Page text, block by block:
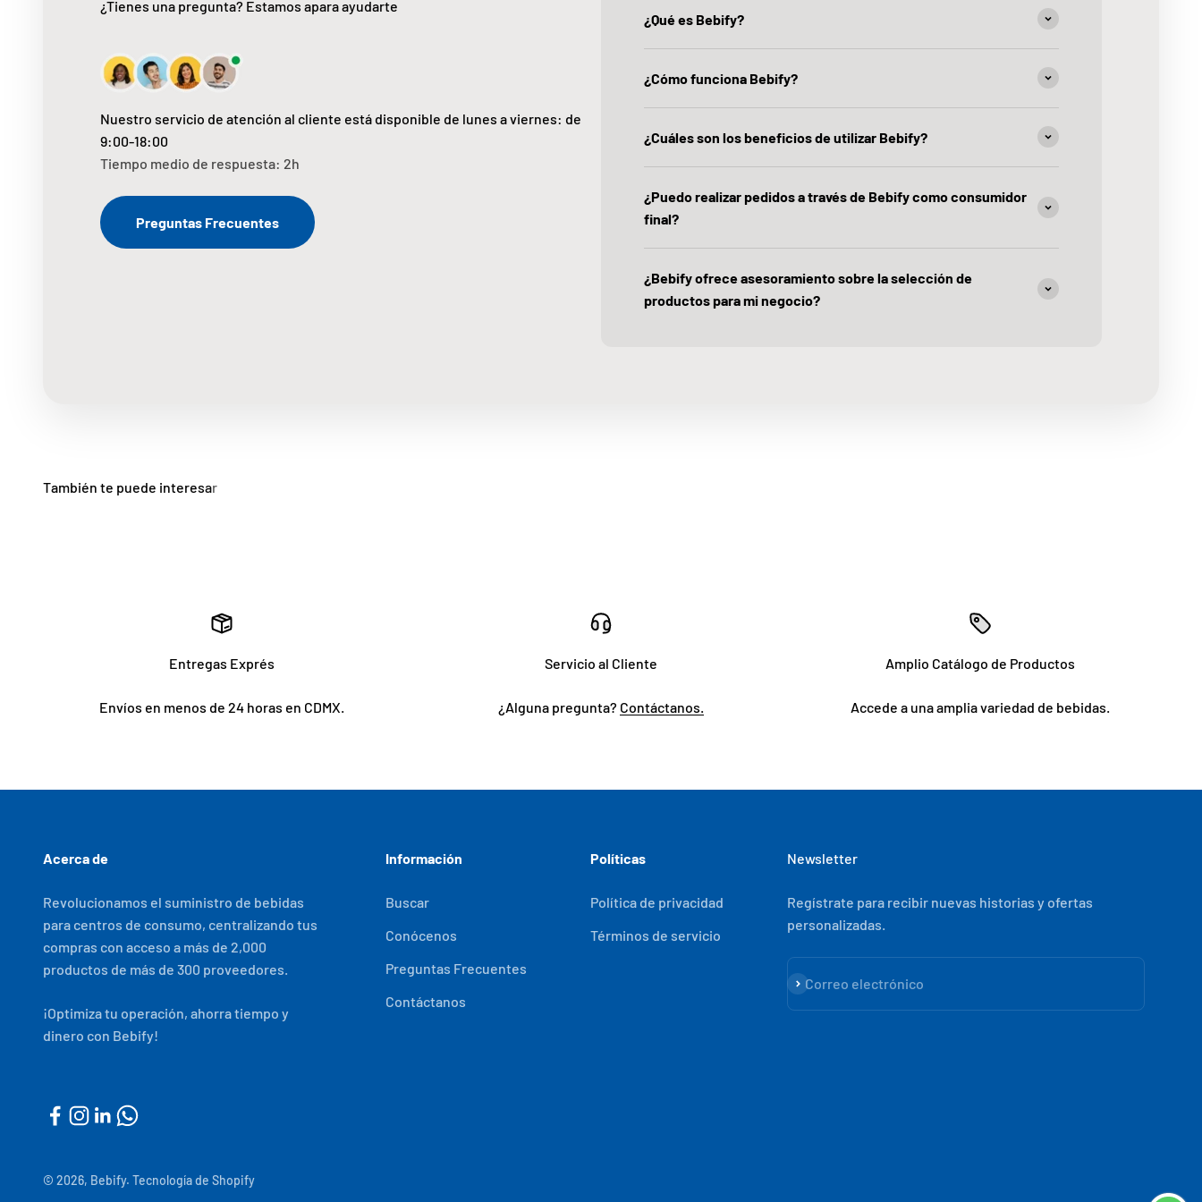
¿Tienes una pregunta? Estamos apara ayudarte
Nuestro servicio de atención al cliente está disponible de lunes a viernes: de
9:00-18:00
Tiempo medio de respuesta: 2h
Preguntas Frecuentes
¿Qué es Bebify?
¿Cómo funciona Bebify?
¿Cuáles son los beneficios de utilizar Bebify?
¿Puedo realizar pedidos a través de Bebify como consumidor
final?
¿Bebify ofrece asesoramiento sobre la selección de
productos para mi negocio?
Entregas Exprés
Envíos en menos de 24 horas en CDMX.
Servicio al Cliente
¿Alguna pregunta? Contáctanos.
Amplio Catálogo de Productos
Accede a una amplia variedad de bebidas.
Acerca de
Revolucionamos el suministro de bebidas
para centros de consumo, centralizando tus
compras con acceso a más de 2,000
productos de más de 300 proveedores.
¡Optimiza tu operación, ahorra tiempo y
dinero con Bebify!
Información
Buscar
Conócenos
Preguntas Frecuentes
Contáctanos
Políticas
Política de privacidad
Términos de servicio
Newsletter
Regístrate para recibir nuevas historias y ofertas
personalizadas.
Correo electrónico
Suscribirse
© 2026, Bebify. Tecnología de Shopify